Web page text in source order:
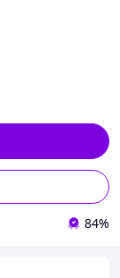
84%